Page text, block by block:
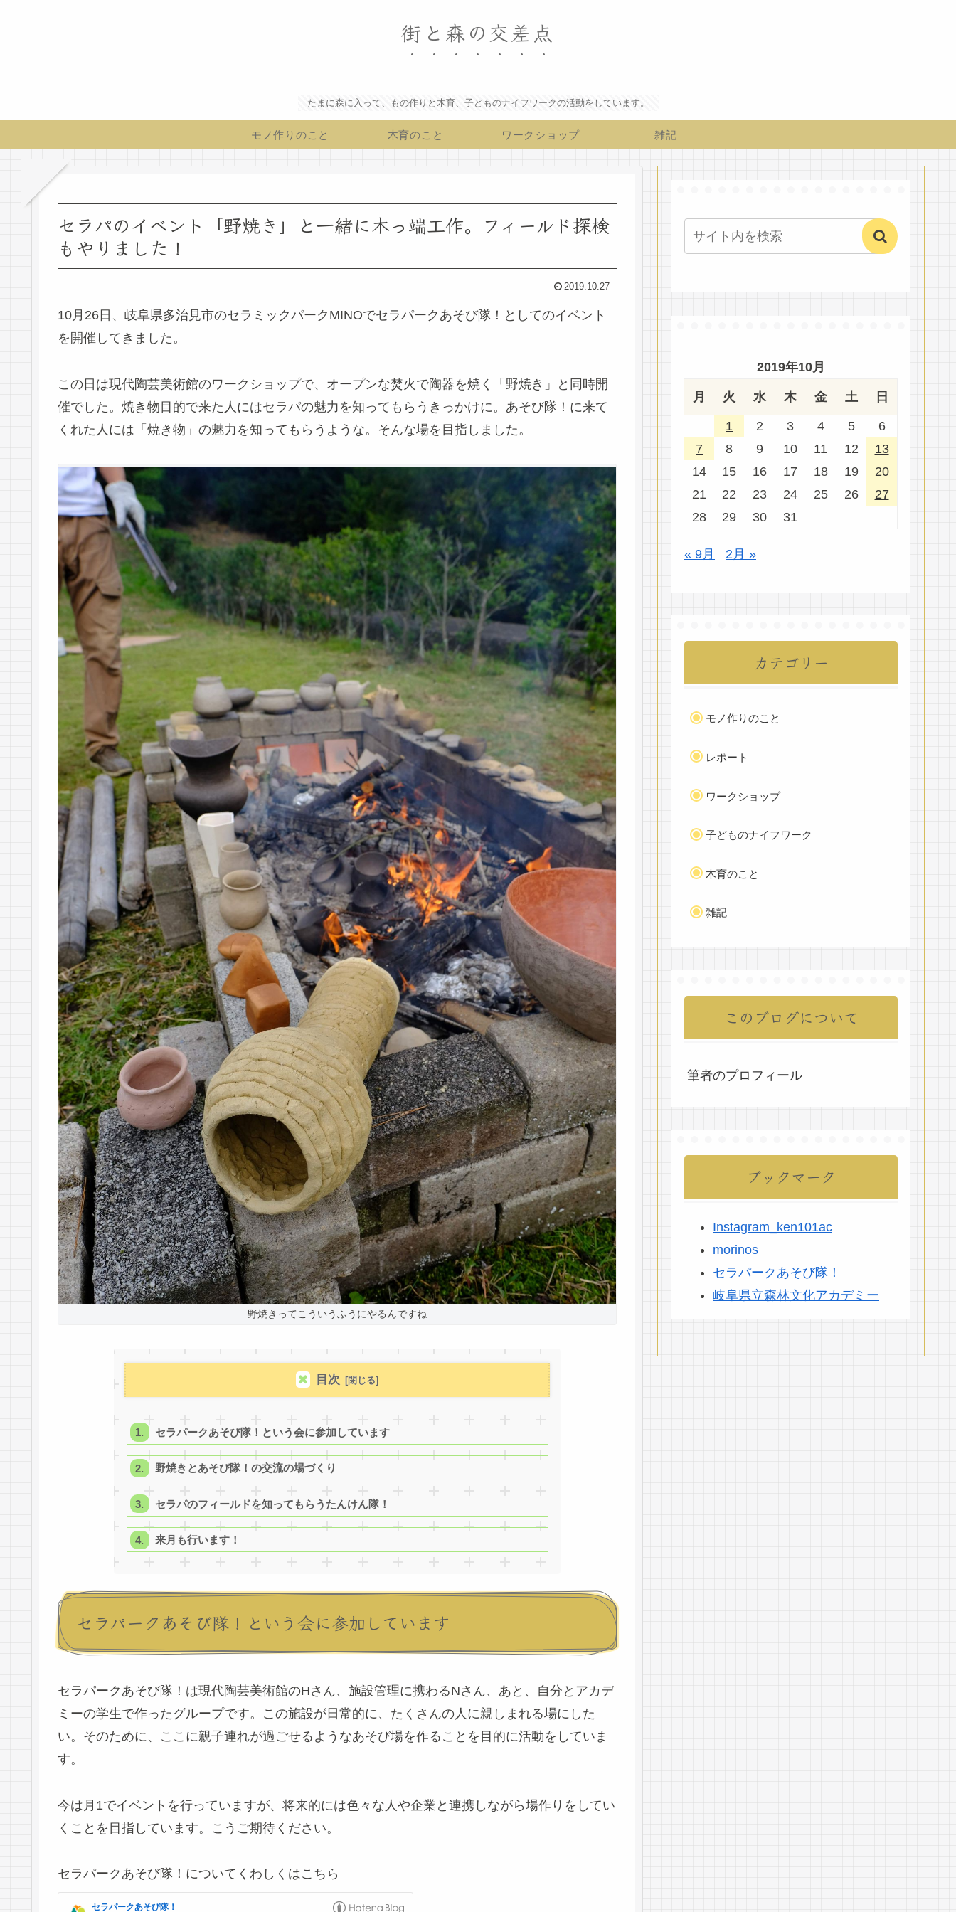
街と森の交差点
たまに森に入って、もの作りと木育、子どものナイフワークの活動をしています。
モノ作りのこと 木育のこと ワークショップ 雑記
セラパのイベント「野焼き」と一緒に木っ端工作。フィールド探検
もやりました！
2019.10.27
10月26日、岐阜県多治見市のセラミックパークMINOでセラパークあそび隊！としてのイベント
を開催してきました。
この日は現代陶芸美術館のワークショップで、オープンな焚火で陶器を焼く「野焼き」と同時開
催でした。焼き物目的で来た人にはセラパの魅力を知ってもらうきっかけに。あそび隊！に来て
くれた人には「焼き物」の魅力を知ってもらうような。そんな場を目指しました。
野焼きってこういうふうにやるんですね
目次
セラパークあそび隊！という会に参加しています
野焼きとあそび隊！の交流の場づくり
セラパのフィールドを知ってもらうたんけん隊！
来月も行います！
セラパークあそび隊！という会に参加しています
セラパークあそび隊！は現代陶芸美術館のHさん、施設管理に携わるNさん、あと、自分とアカデ
ミーの学生で作ったグループです。この施設が日常的に、たくさんの人に親しまれる場にした
い。そのために、ここに親子連れが過ごせるようなあそび場を作ることを目的に活動をしていま
す。
今は月1でイベントを行っていますが、将来的には色々な人や企業と連携しながら場作りをしてい
くことを目指しています。こうご期待ください。
セラパークあそび隊！についてくわしくはこちら
2019年10月
月 火 水 木 金 土 日
1 2 3 4 5
6
7
8 9 10 11 12
13
14
15 16 17 18 19
20
21
22 23 24 25 26
27
28
29 30 31
« 9月 2月 »
カテゴリー
モノ作りのこと
レポート
ワークショップ
子どものナイフワーク
木育のこと
雑記
このブログについて
筆者のプロフィール
ブックマーク
Instagram_ken101ac
morinos
セラパークあそび隊！
岐阜県立森林文化アカデミー